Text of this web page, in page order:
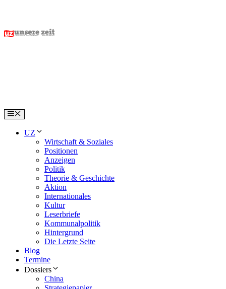
content
Menu
UZ
Wirtschaft & Soziales
Positionen
Anzeigen
Politik
Theorie & Geschichte
Aktion
Internationales
Kultur
Leserbriefe
Kommunalpolitik
Hintergrund
Die Letzte Seite
Blog
Termine
Dossiers
China